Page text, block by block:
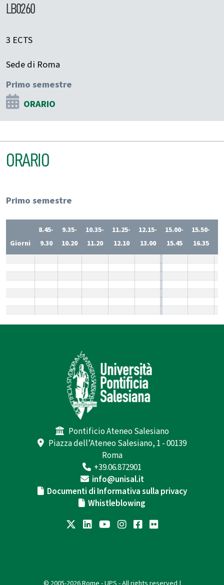
LB0260
3 ECTS
Sede di Roma
Primo semestre
ORARIO
ORARIO
Primo semestre
Giorni
8.45-
9.30
9.35-
10.20
10.35-
11.20
11.25-
12.10
12.15-
13.00
15.00-
15.45
15.50-
16.35
Pontificio Ateneo Salesiano
Piazza dell’Ateneo Salesiano, 1 - 00139
Roma
+39.06.872901
info@unisal.it
Documenti di Informativa sulla privacy
Whistleblowing